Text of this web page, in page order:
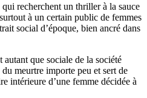
recherchent un thriller à la sauce
à un certain public de femmes
social d’époque, bien ancré dans
que sociale de la société
meurtre importe peu et sert de
intérieure d’une femme décidée à